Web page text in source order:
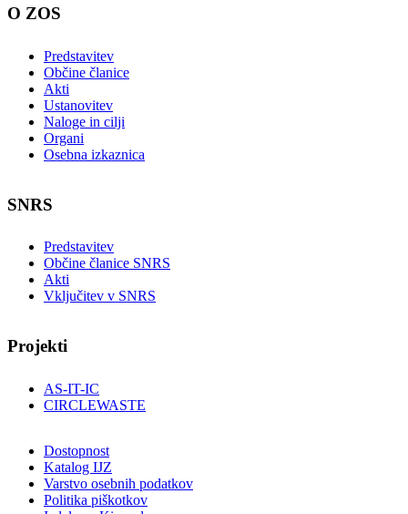
O ZOS
Predstavitev
Občine članice
Akti
Ustanovitev
Naloge in cilji
Organi
Osebna izkaznica
SNRS
Predstavitev
Občine članice SNRS
Akti
Vključitev v SNRS
Projekti
AS-IT-IC
CIRCLEWASTE
Dostopnost
Katalog IJZ
Varstvo osebnih podatkov
Politika piškotkov